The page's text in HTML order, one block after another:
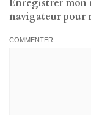
Enregistrer mon
navigateur pour
COMMENTER